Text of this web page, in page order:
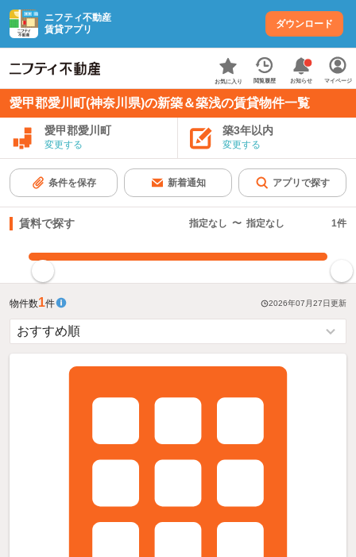
ニフティ不動産
賃貸アプリ
ダウンロード
お気に入り 閲覧履歴 お知らせ マイページ
愛甲郡愛川町(神奈川県)の新築＆築浅の賃貸物件一覧
愛甲郡愛川町
変更する
築3年以内
変更する
条件を保存 新着通知 アプリで探す
賃料で探す 指定なし 〜 指定なし 1件
物件数1件 2026年07月27日更新